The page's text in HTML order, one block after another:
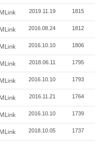
2019.11.19 1815
2016.08.24 1812
2016.10.10 1806
2018.06.11 1795
2016.10.10 1793
2016.11.21 1764
2016.10.10 1739
2018.10.05 1737